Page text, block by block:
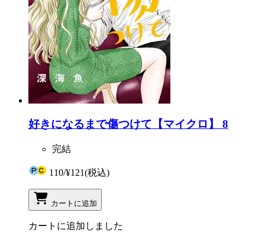
好きになるまで傷つけて【マイクロ】 8
完結
110/¥121(税込)
カートに追加
カートに追加しました